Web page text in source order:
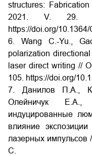
structures:
2021. V. 29.
https://doi.org/
6. Wang C.-Yu.,
polarization
laser direct writing //
105. https://doi.org/
7. Данилов П.А.,
Олейничук Е.А.,
индуцированные
влияние экспозиции
лазерных импульсов
С.